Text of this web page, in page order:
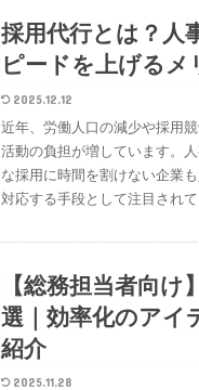
採用代行とは？人
ピードを上げるメ
2025.12.12
近年、労働人口の減少や採用
活動の負担が増しています。
な採用に時間を割けない企業
対応する手段として注目され
【総務担当者向
選｜効率化のアイ
紹介
2025.11.28